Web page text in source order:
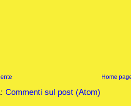
Home
Commenti sul post (Atom)